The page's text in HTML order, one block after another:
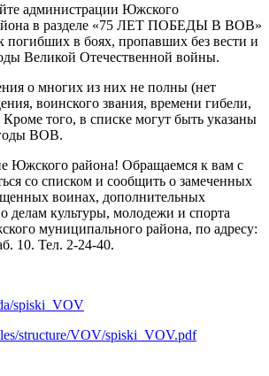
администрации Южского
в разделе «75 ЛЕТ ПОБЕДЫ В ВОВ»
погибших в боях, пропавших без вести и
Великой Отечественной войны.
о многих из них не полны (нет
воинского звания, времени гибели,
Кроме того, в списке могут быть указаны
ВОВ.
Южского района! Обращаемся к вам с
со списком и сообщить о замеченных
воинах, дополнительных
делам культуры, молодежи и спорта
муниципального района, по адресу:
10. Тел. 2-24-40.
spiski_VOV
structure/VOV/spiski_VOV.pdf